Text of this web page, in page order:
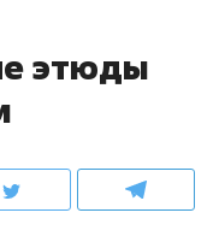
этюды